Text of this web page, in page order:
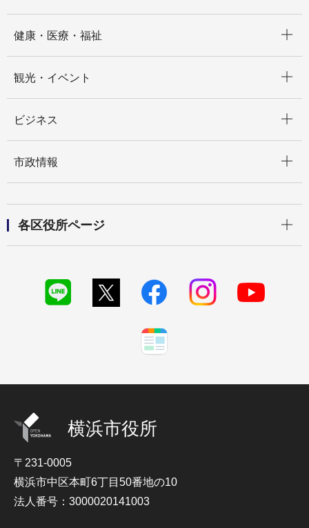
健康・医療・福祉
観光・イベント
ビジネス
市政情報
各区役所ページ
横浜市役所
〒231-0005
横浜市中区本町6丁目50番地の10
法人番号：3000020141003